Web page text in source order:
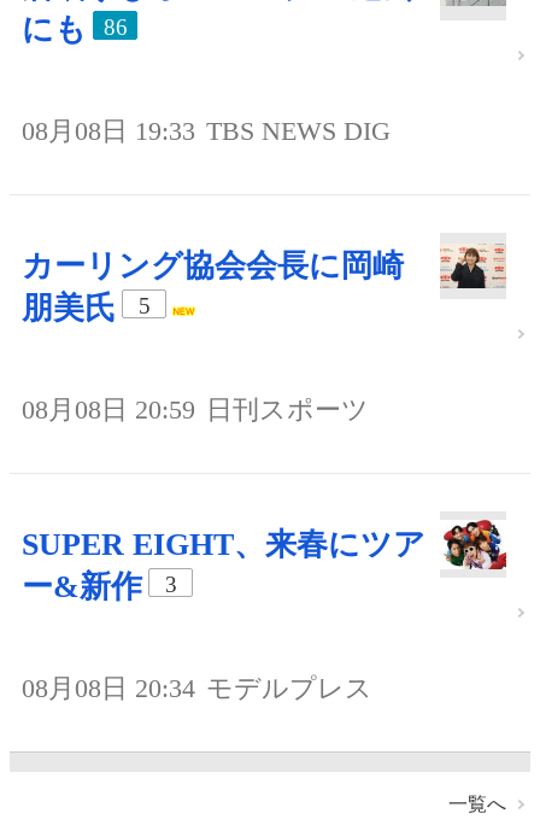
にも
86
08月08日 19:33 TBS NEWS DIG
カーリング協会会長に岡崎
朋美氏
5
08月08日 20:59 日刊スポーツ
SUPER EIGHT、来春にツア
ー&新作
3
08月08日 20:34 モデルプレス
一覧へ